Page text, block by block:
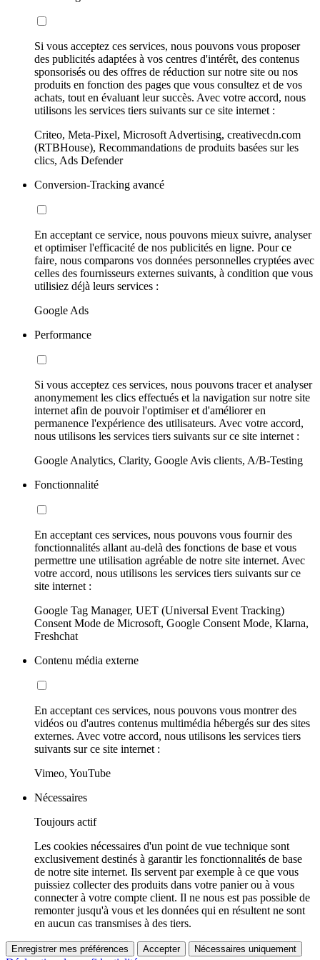
Si vous acceptez ces services, nous pouvons vous proposer
des publicités adaptées à vos centres d'intérêt, des contenus
sponsorisés ou des offres de réduction sur notre site ou nos
produits en fonction des pages que vous consultez et de vos
achats, tout en évaluant leur succès. Avec votre accord, nous
utilisons les services tiers suivants sur ce site internet :
Criteo, Meta-Pixel, Microsoft Advertising, creativecdn.com
(RTBHouse), Recommandations de produits basées sur les
clics, Ads Defender
Conversion-Tracking avancé
En acceptant ce service, nous pouvons mieux suivre, analyser
et optimiser l'efficacité de nos publicités en ligne. Pour ce
faire, nous comparons vos données personnelles cryptées avec
celles des fournisseurs externes suivants, à condition que vous
utilisiez déjà leurs services :
Google Ads
Performance
Si vous acceptez ces services, nous pouvons tracer et analyser
anonymement les clics effectués et la navigation sur notre site
internet afin de pouvoir l'optimiser et d'améliorer en
permanence l'expérience des utilisateurs. Avec votre accord,
nous utilisons les services tiers suivants sur ce site internet :
Google Analytics, Clarity, Google Avis clients, A/B-Testing
Fonctionnalité
En acceptant ces services, nous pouvons vous fournir des
fonctionnalités allant au-delà des fonctions de base et vous
permettre une utilisation agréable de notre site internet. Avec
votre accord, nous utilisons les services tiers suivants sur ce
site internet :
Google Tag Manager, UET (Universal Event Tracking)
Consent Mode de Microsoft, Google Consent Mode, Klarna,
Freshchat
Contenu média externe
En acceptant ces services, nous pouvons vous montrer des
vidéos ou d'autres contenus multimédia hébergés sur des sites
externes. Avec votre accord, nous utilisons les services tiers
suivants sur ce site internet :
Vimeo, YouTube
Nécessaires
Toujours actif
Les cookies nécessaires d'un point de vue technique sont
exclusivement destinés à garantir les fonctionnalités de base
de notre site internet. Ils servent par exemple à ce que vous
puissiez collecter des produits dans votre panier ou à vous
connecter à votre compte client. Il ne nous est pas possible de
remonter jusqu'à vous et les données qui en résultent ne sont
en aucun cas transmises à des tiers.
Enregistrer mes préférences Accepter Nécessaires uniquement